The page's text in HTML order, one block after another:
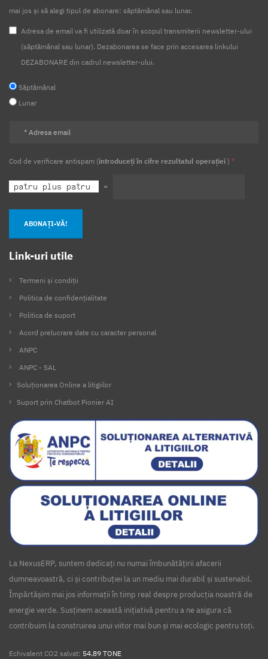
mai jos și să alegi tipul de abonare: săptămânal sau lunar.
Adresa de email va fi utilizată doar în scopul transmiterii newsletter-ului
(săptămânal sau lunar). Dezabonarea se face prin accesarea linkului
DEZABONARE din cadrul newsletter-ului.
Săptămânal
Lunar
Cod de verificare antispam (introduceți în cifre rezultatul operației ) *
=
ABONAȚI-VĂ!
Link-uri utile
Termeni și condiții
Politica de confidențialitate
Politica de suport
Acord prelucrare date cu caracter personal
ANPC
ANPC - SAL
Soluționarea Online a litigiilor
Suport prin Chatbot Pionier AI
La NexusERP, suntem dedicați nu numai îmbunătățirii afacerii
dumneavoastră, ci și contribuției la un mediu mai durabil și sustenabil.
Împărtășim mai jos informații în timp real despre producția noastră de
energie verde. Susținem această inițiativă pentru a ne asigura că
contribuim la construirea unui viitor mai bun și mai ecologic pentru toți.
Echivalent CO2 salvat: 54.89 TONE